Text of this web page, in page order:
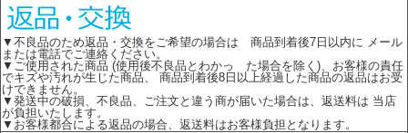
▼不良品のため返品・交換をご希望の場合は 商品到着後7日以内に メール
または電話でご連絡ください。
▼ご使用された商品 (使用後不良品とわかっ た場合を除く)、お客様の責任
でキズや汚れが生じた商品、 商品到着後8日以上経過した商品の返品はお受
けできません。
▼発送中の破損、不良品、ご注文と違う商が届いた場合は、返送料は 当店
が負担いたします。
▼お客様都合による返品の場合、返送料はお客様負担となります。